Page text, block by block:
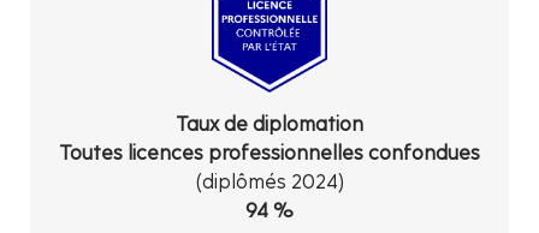
Taux de diplomation
Toutes licences professionnelles confondues
(diplômés 2024)
94 %